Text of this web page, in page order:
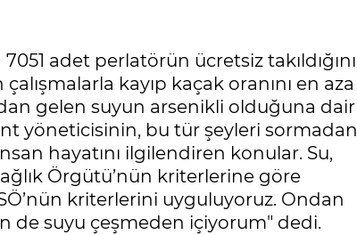
adet perlatörün ücretsiz takıldığını
kayıp kaçak oranını en aza
gelen suyun arsenikli olduğuna dair
yöneticisinin, bu tür şeyleri sormadan
hayatını ilgilendiren konular. Su,
Örgütü’nün kriterlerine göre
kriterlerini uyguluyoruz. Ondan
de suyu çeşmeden içiyorum" dedi.